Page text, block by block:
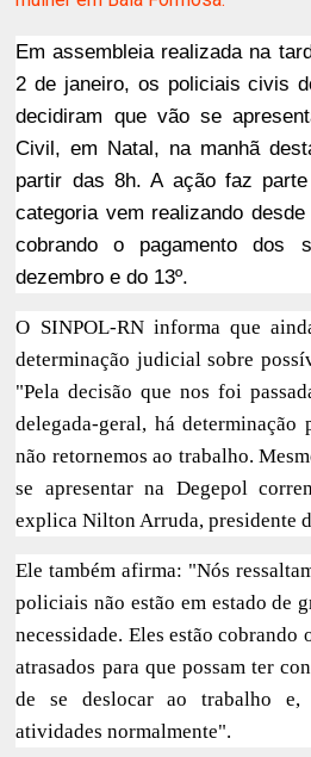
Em assembleia realizada na
2 de janeiro, os policiais civis
decidiram que vão se
Civil, em Natal, na manhã
partir das 8h. A ação faz
categoria vem realizando
cobrando o pagamento dos
dezembro e do 13º.
O SINPOL-RN informa que
determinação judicial sobre
"Pela decisão que nos foi
delegada-geral, há determinação
não retornemos ao trabalho.
se apresentar na Degepol
explica Nilton Arruda, presidente
Ele também afirma: "Nós
policiais não estão em estado de
necessidade. Eles estão cobrando
atrasados para que possam ter
de se deslocar ao trabalho e,
atividades normalmente".